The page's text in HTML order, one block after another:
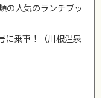
の人気のランチブッ
に乗車！（川根温泉